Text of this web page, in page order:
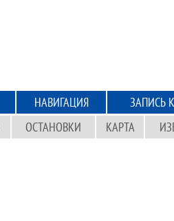
НАВИГАЦИЯ
ЗАПИСЬ
ОСТАНОВКИ КАРТА